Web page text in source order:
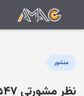
منشور